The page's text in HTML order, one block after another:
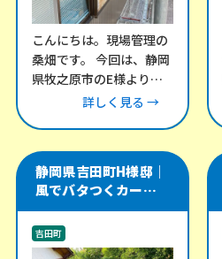
こんにちは。現場管理の
桑畑です。 今回は、静岡
県牧之原市のE様より、
外壁のメンテナンスにつ
詳しく見る →
静岡県吉田町H様邸｜
風でバタつくカーポー
ト・テラス屋根の波板
交換工事
吉田町
その他のリフォーム工事